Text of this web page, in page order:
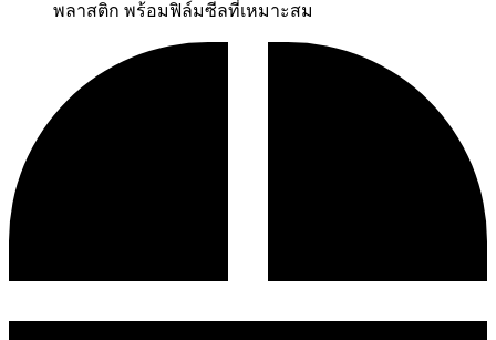
พลาสติก พร้อมฟิล์มซีลที่เหมาะสม